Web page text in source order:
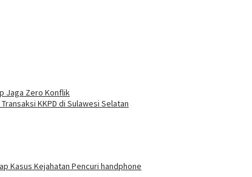
Jaga Zero Konflik
KKPD di Sulawesi Selatan
Kasus Kejahatan Pencuri handphone